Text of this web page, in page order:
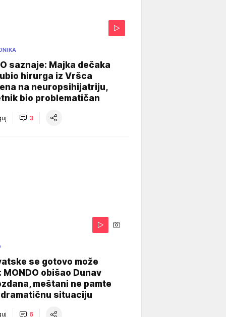
saznaje: Majka dečaka
hirurga iz Vršca
na neuropsihijatriju,
bio problematičan
3
se gotovo može
MONDO obišao Dunav
meštani ne pamte
situaciju
6